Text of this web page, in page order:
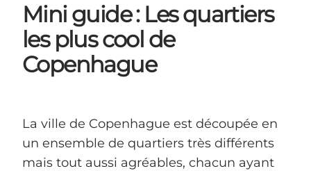
Mini guide : Les quartiers
les plus cool de
Copenhague
La ville de Copenhague est découpée en
un ensemble de quartiers très différents
mais tout aussi agréables, chacun ayant